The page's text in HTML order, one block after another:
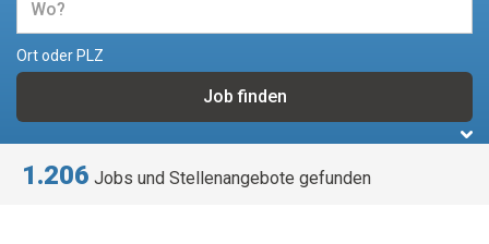
Ort oder PLZ
1.206 Jobs und Stellenangebote gefunden